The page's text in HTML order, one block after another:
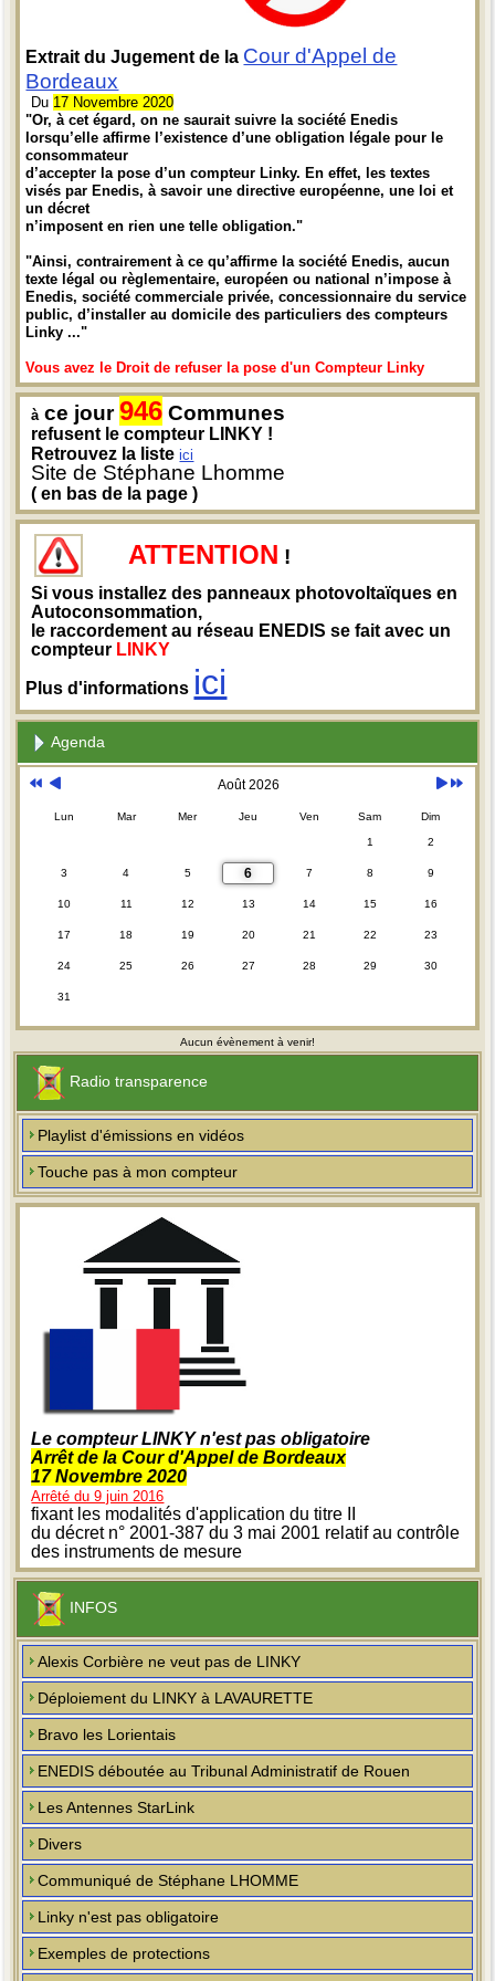
Extrait du Jugement de la Cour d'Appel de
Bordeaux
Du 17 Novembre 2020
"Or, à cet égard, on ne saurait suivre la société Enedis
lorsqu’elle affirme l’existence d’une obligation légale pour le
consommateur
d’accepter la pose d’un compteur Linky. En effet, les textes
visés par Enedis, à savoir une directive européenne, une loi et
un décret
n’imposent en rien une telle obligation."
"Ainsi, contrairement à ce qu’affirme la société Enedis, aucun
texte légal ou règlementaire, européen ou national n’impose à
Enedis, société commerciale privée, concessionnaire du service
public, d’installer au domicile des particuliers des compteurs
Linky ..."
Vous avez le Droit de refuser la pose d'un Compteur Linky
à ce jour946 Communes
refusent le compteur LINKY !
Retrouvez la listeici
Site de Stéphane Lhomme
( en bas de la page )
ATTENTION !
Si vous installez des panneaux photovoltaïques en
Autoconsommation,
le raccordement au réseau ENEDIS se fait avec un
compteur LINKY
Plus d'informations ici
Agenda
Août 2026
Lun Mar Mer Jeu Ven Sam Dim
1 2
3 4 5 6 7 8 9
10 11 12 13 14 15 16
17 18 19 20 21 22 23
24 25 26 27 28 29 30
31
Aucun évènement à venir!
Radio transparence
Playlist d'émissions en vidéos
Touche pas à mon compteur
Le compteur LINKY n'est pas obligatoire
Arrêt de la Cour d'Appel de Bordeaux
17 Novembre 2020
Arrêté du 9 juin 2016
fixant les modalités d'application du titre II
du décret n° 2001-387 du 3 mai 2001 relatif au contrôle
des instruments de mesure
INFOS
Alexis Corbière ne veut pas de LINKY
Déploiement du LINKY à LAVAURETTE
Bravo les Lorientais
ENEDIS déboutée au Tribunal Administratif de Rouen
Les Antennes StarLink
Divers
Communiqué de Stéphane LHOMME
Linky n'est pas obligatoire
Exemples de protections